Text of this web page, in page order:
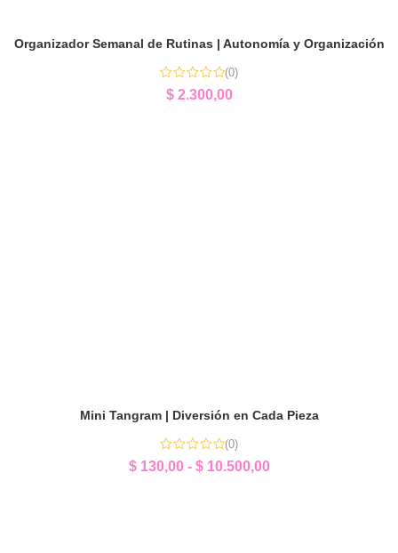
Organizador Semanal de Rutinas | Autonomía y Organización
(0)
$2.300,00
Mini Tangram | Diversión en Cada Pieza
(0)
$130,00 - $10.500,00